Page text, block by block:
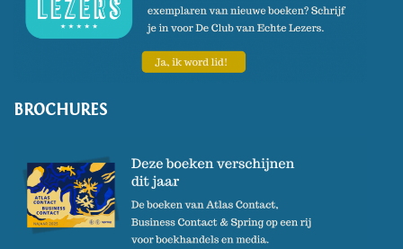
BROCHURES